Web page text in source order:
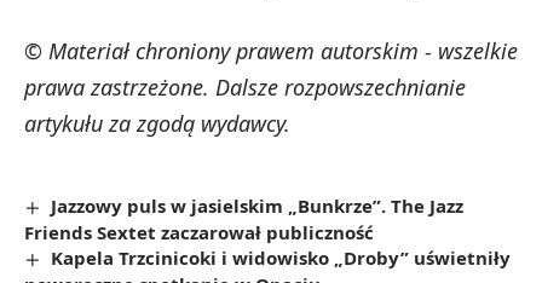
© Materiał chroniony prawem autorskim - wszelkie
prawa zastrzeżone. Dalsze rozpowszechnianie
artykułu za zgodą wydawcy.
Jazzowy puls w jasielskim „Bunkrze”. The Jazz
Friends Sextet zaczarował publiczność
Kapela Trzcinicoki i widowisko „Droby” uświetniły